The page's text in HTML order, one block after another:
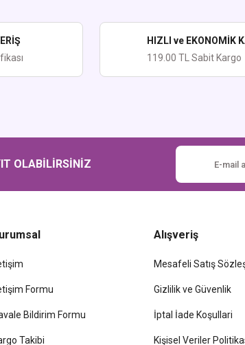
HIZLI ve EKONOMİK
119.00 TL Sabit Kargo
OLABİLİRSİNİZ
Formu
Bildirim Formu
Takibi
Alışveriş
Mesafeli Satış
Gizlilik ve Güvenlik
İptal İade Koşullari
Kişisel Veriler